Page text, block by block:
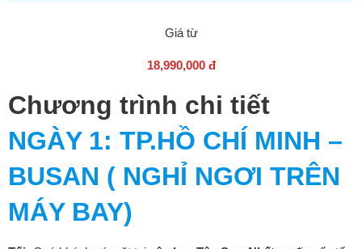
Giá từ
18,990,000 đ
Chương trình chi tiết
NGÀY 1: TP.HỒ CHÍ MINH –
BUSAN ( NGHỈ NGƠI TRÊN
MÁY BAY)